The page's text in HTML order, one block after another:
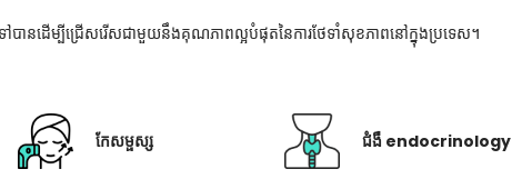
ៅបានដើម្បីជ្រើសរើសជាមួយនឹងគុណភាពល្អបំផុតនៃការថែទាំសុខភាពនៅក្នុងប្រទេស។
កែសម្ផស្ស ជំងឺ endocrinology